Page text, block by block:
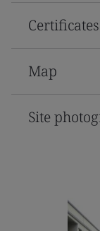
Certificates
Map
Site